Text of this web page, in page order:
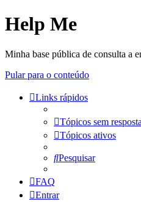
Help Me
Minha base pública de consulta a
Pular para o conteúdo
Links rápidos
Tópicos sem resposta
Tópicos ativos
Pesquisar
FAQ
Entrar